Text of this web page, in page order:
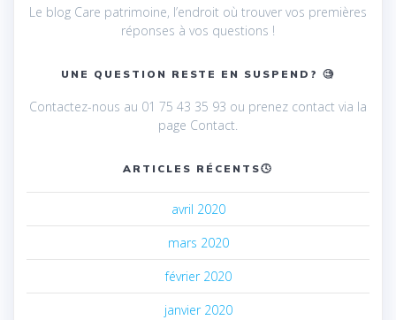
Le blog Care patrimoine, l’endroit où trouver vos premières
réponses à vos questions !
UNE QUESTION RESTE EN SUSPEND? 🧐
Contactez-nous au 01 75 43 35 93 ou prenez contact via la
page Contact.
ARTICLES RÉCENTS🕓
avril 2020
mars 2020
février 2020
janvier 2020